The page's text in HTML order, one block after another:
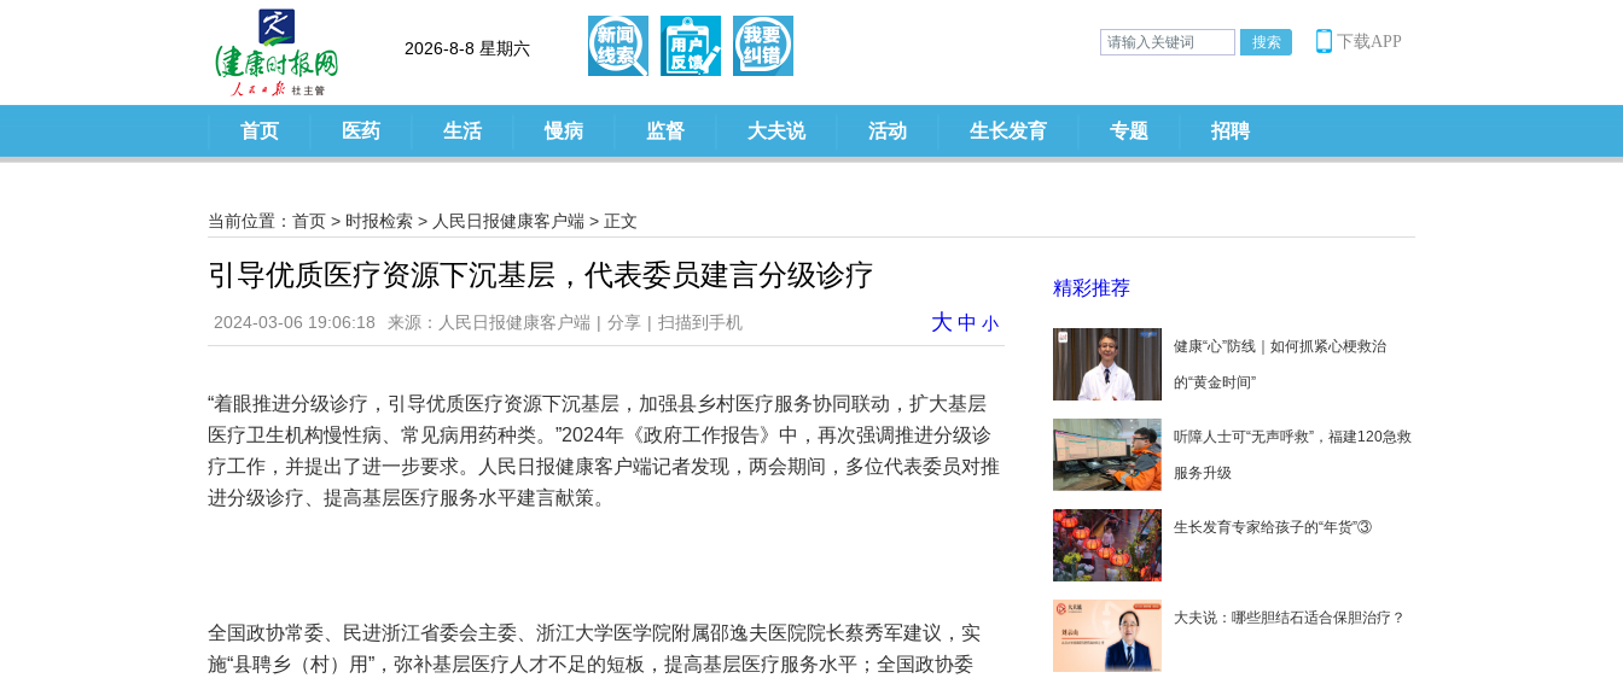
2026-8-8 星期六 下载APP
首页 医药 生活 慢病 监督 大夫说 活动 生长发育 专题 招聘
当前位置： 首页 > 时报检索 > 人民日报健康客户端 > 正文
引导优质医疗资源下沉基层，代表委员建言分级诊疗
2024-03-06 19:06:18 来源：人民日报健康客户端 | 分享 | 扫描到手机 大 中 小
“着眼推进分级诊疗，引导优质医疗资源下沉基层，加强县乡村医疗服务协同联动，扩大基层
医疗卫生机构慢性病、常见病用药种类。”2024年《政府工作报告》中，再次强调推进分级诊
疗工作，并提出了进一步要求。人民日报健康客户端记者发现，两会期间，多位代表委员对推
进分级诊疗、提高基层医疗服务水平建言献策。
全国政协常委、民进浙江省委会主委、浙江大学医学院附属邵逸夫医院院长蔡秀军建议，实
施“县聘乡（村）用”，弥补基层医疗人才不足的短板，提高基层医疗服务水平；全国政协委
精彩推荐
健康“心”防线｜如何抓紧心梗救治
的“黄金时间”
听障人士可“无声呼救”，福建120急救
服务升级
生长发育专家给孩子的“年货”③
大夫说：哪些胆结石适合保胆治疗？